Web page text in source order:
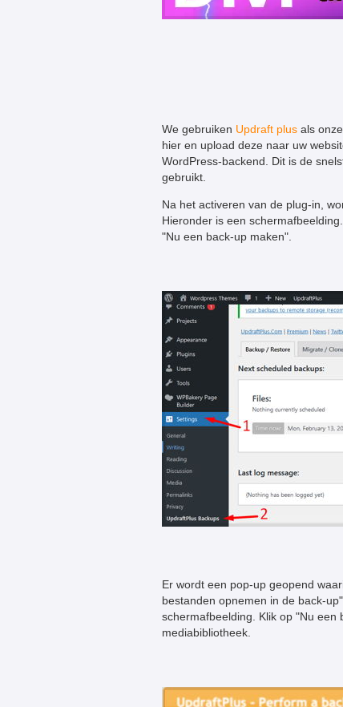
We gebruiken Updraft plus als
hier en upload deze naar uw
WordPress-backend. Dit is de
gebruikt.
Na het activeren van de plug-in,
Hieronder is een
"Nu een back-up maken".
Er wordt een pop-up geopend
bestanden opnemen in de back-
schermafbeelding. Klik op "Nu een
mediabibliotheek.